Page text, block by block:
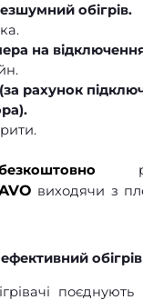
обігрів.
на
рахунок
виходячи з
обігрів